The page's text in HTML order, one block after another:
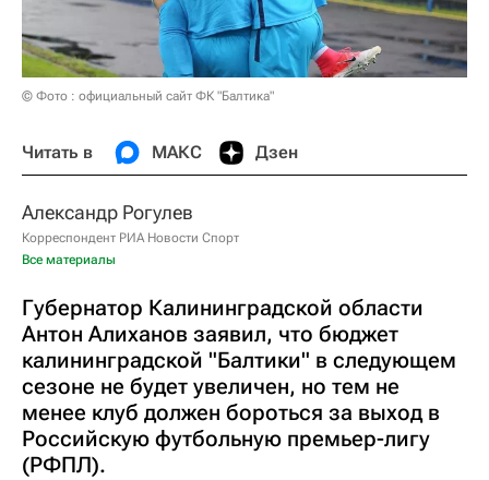
© Фото : официальный сайт ФК "Балтика"
Читать в МАКС Дзен
Александр Рогулев
Корреспондент РИА Новости Спорт
Все материалы
Губернатор Калининградской области
Антон Алиханов заявил, что бюджет
калининградской "Балтики" в следующем
сезоне не будет увеличен, но тем не
менее клуб должен бороться за выход в
Российскую футбольную премьер-лигу
(РФПЛ).